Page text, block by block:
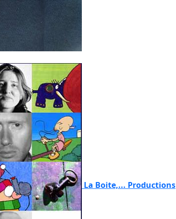
La Boite,... Productions